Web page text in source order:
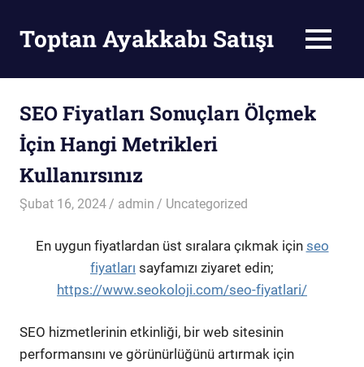
contentToptan Ayakkabı Satışı
Satışı
MENU
SEO Fiyatları Sonuçları Ölçmek
İçin Hangi Metrikleri
Kullanırsınız
Şubat 16, 2024 admin Uncategorized
En uygun fiyatlardan üst sıralara çıkmak için seo
fiyatları sayfamızı ziyaret edin;
https://www.seokoloji.com/seo-fiyatlari/
SEO hizmetlerinin etkinliği, bir web sitesinin
performansını ve görünürlüğünü artırmak için